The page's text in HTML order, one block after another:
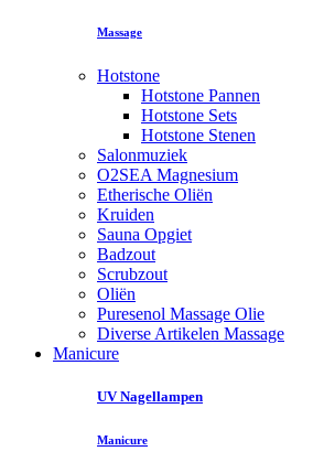
Massage
Hotstone
Hotstone Pannen
Hotstone Sets
Hotstone Stenen
Salonmuziek
O2SEA Magnesium
Etherische Oliën
Kruiden
Sauna Opgiet
Badzout
Scrubzout
Oliën
Puresenol Massage Olie
Diverse Artikelen Massage
Manicure
UV Nagellampen
Manicure